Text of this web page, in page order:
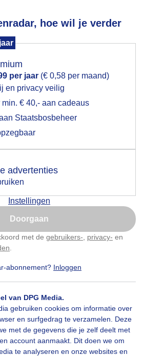
hoe wil je verder
per jaar (€ 0,58 per maand)
en privacy veilig
€ 40,- aan cadeaus
Staatsbosbeheer
advertenties
Instellingen
Doorgaan
met de gebruikers- privacy- en
abonnement? Inloggen
van DPG Media.
gebruiken cookies om informatie over
en surfgedrag te verzamelen. Deze
met de gegevens die je zelf deelt met
account aanmaakt. Dit doen we om
te analyseren en onze websites en
19-07-2025, 1452x bekeken
Zon
gebruiken voor het
geen akkoord op hebt gegeven,
pop-up uit je browser waarin
toon de popup
misschien later
om dit aan te passen